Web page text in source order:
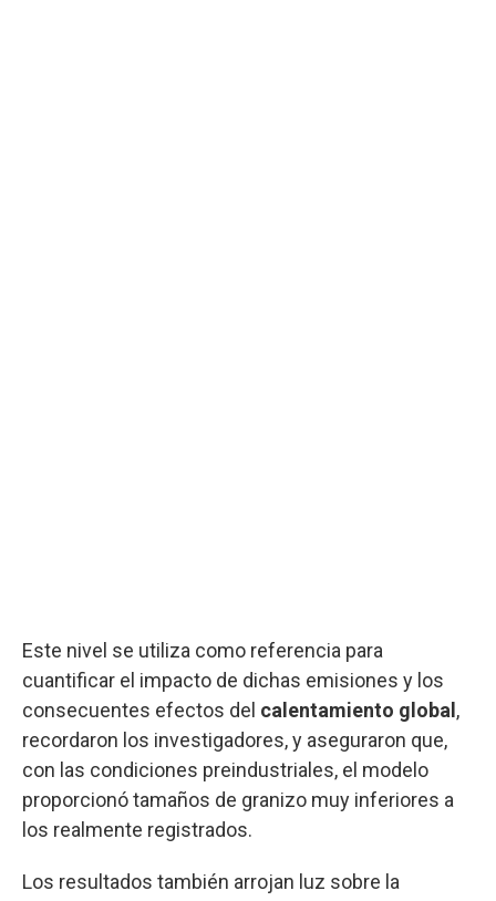
Este nivel se utiliza como referencia para
cuantificar el impacto de dichas emisiones y los
consecuentes efectos del calentamiento global ,
recordaron los investigadores, y aseguraron que,
con las condiciones preindustriales, el modelo
proporcionó tamaños de granizo muy inferiores a
los realmente registrados.
Los resultados también arrojan luz sobre la